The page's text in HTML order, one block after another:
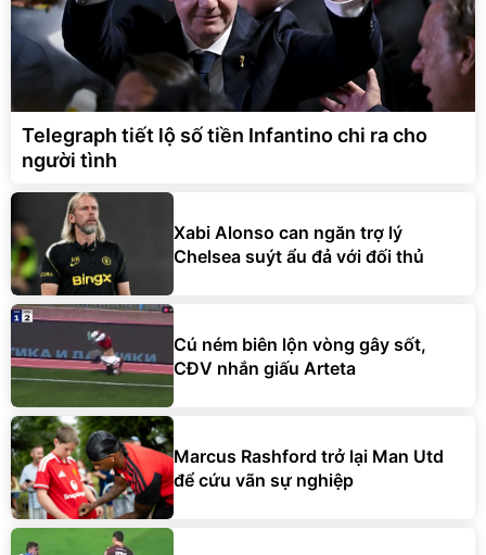
Telegraph tiết lộ số tiền Infantino chi ra cho
người tình
Xabi Alonso can ngăn trợ lý
Chelsea suýt ẩu đả với đối thủ
Cú ném biên lộn vòng gây sốt,
CĐV nhắn giấu Arteta
Marcus Rashford trở lại Man Utd
để cứu vãn sự nghiệp